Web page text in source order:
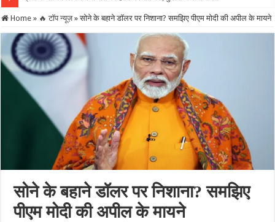
Home » 🔥 टॉप न्यूज़ » सोने के बहाने डॉलर पर निशाना? समझिए पीएम मोदी की अपील के मायने
सोने के बहाने डॉलर पर निशाना? समझिए
पीएम मोदी की अपील के मायने